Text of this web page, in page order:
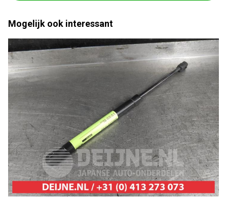
Mogelijk ook interessant